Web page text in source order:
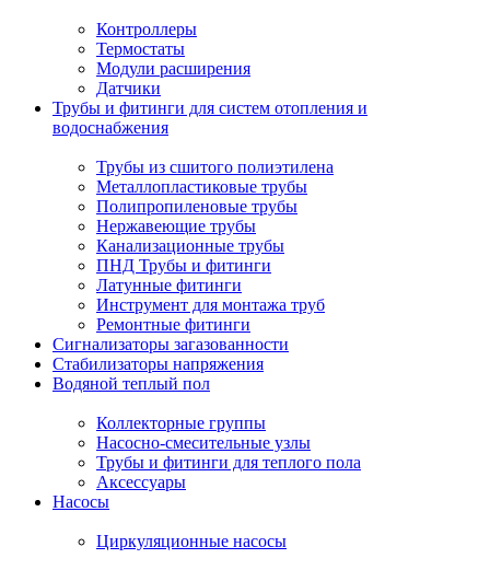
Контроллеры
Термостаты
Модули расширения
Датчики
Трубы и фитинги для систем отопления и
водоснабжения
Трубы из сшитого полиэтилена
Металлопластиковые трубы
Полипропиленовые трубы
Нержавеющие трубы
Канализационные трубы
ПНД Трубы и фитинги
Латунные фитинги
Инструмент для монтажа труб
Ремонтные фитинги
Сигнализаторы загазованности
Стабилизаторы напряжения
Водяной теплый пол
Коллекторные группы
Насосно-смесительные узлы
Трубы и фитинги для теплого пола
Аксессуары
Насосы
Циркуляционные насосы